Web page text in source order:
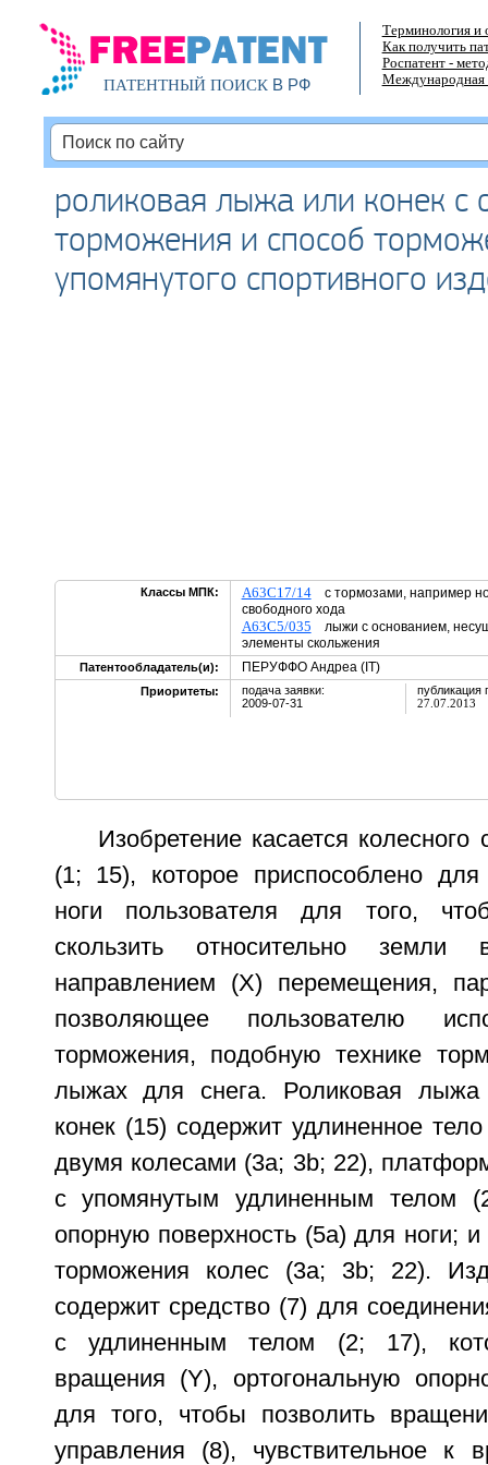
ПАТЕНТНЫЙ ПОИСКВ РФ
Терминология и
Как получить
Роспатент -
Международная
роликовая лыжа или конек с
торможения и способ
упомянутого спортивного
Классы МПК: A63C17/14с тормозами, например
свободного хода
A63C5/035 лыжи с основанием,
элементы скольжения
Патентообладатель(и): ПЕРУФФО Андреа (IT)
Приоритеты:
подача заявки:
2009-07-31
публикация
27.07.2013
Изобретение касается колесного
(1; 15), которое приспособлено
ноги пользователя для того,
скользить относительно земли
направлением (X) перемещения,
позволяющее пользователю
торможения, подобную технике
лыжах для снега. Роликовая
конек (15) содержит удлиненное
двумя колесами (3а; 3b; 22),
с упомянутым удлиненным телом
опорную поверхность (5а) для ноги;
торможения колес (3а; 3b; 22).
содержит средство (7) для
с удлиненным телом (2; 17),
вращения (Y), ортогональную
для того, чтобы позволить
управления (8), чувствительное к